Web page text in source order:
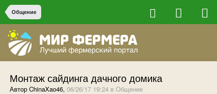
Общение
Монтаж сайдинга дачного домика
Автор ChinaXao46, 06/26/17 19:24 в Общение